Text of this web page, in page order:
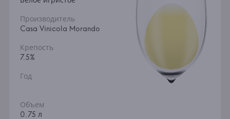
Производитель
Casa Vinicola Morando
Крепость
7.5%
Год
Объем
0.75 л